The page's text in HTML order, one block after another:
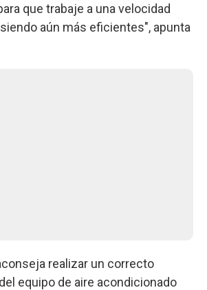
que trabaje a una velocidad
aún más eficientes", apunta
realizar un correcto
equipo de aire acondicionado